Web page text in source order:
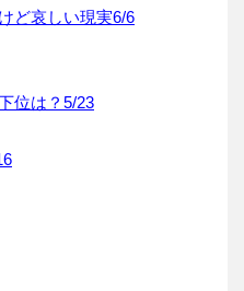
ど哀しい現実6/6
位は？5/23